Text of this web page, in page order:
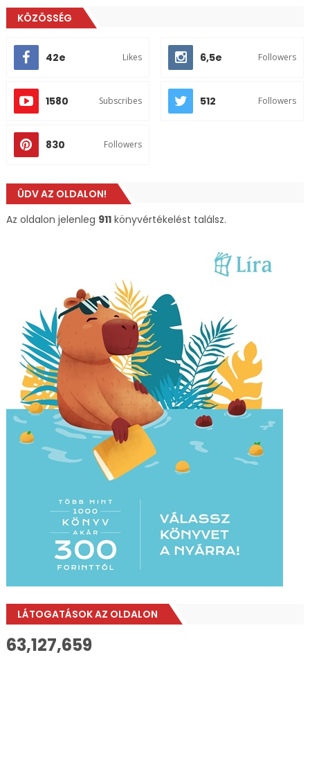
KÖZÖSSÉG
42e Likes 6,5e Followers
1580 Subscribes 512 Followers
830 Followers
ÜDV AZ OLDALON!
Az oldalon jelenleg 911könyvértékelést találsz.
LÁTOGATÁSOK AZ OLDALON
63,127,659